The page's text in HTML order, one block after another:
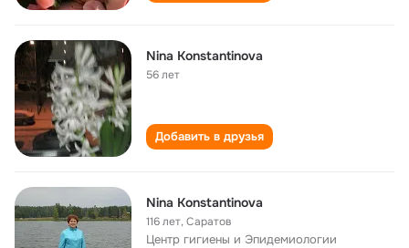
Nina Konstantinova
56 лет
Добавить в друзья
Nina Konstantinova
116 лет,Саратов
Центр гигиены и Эпидемиологии